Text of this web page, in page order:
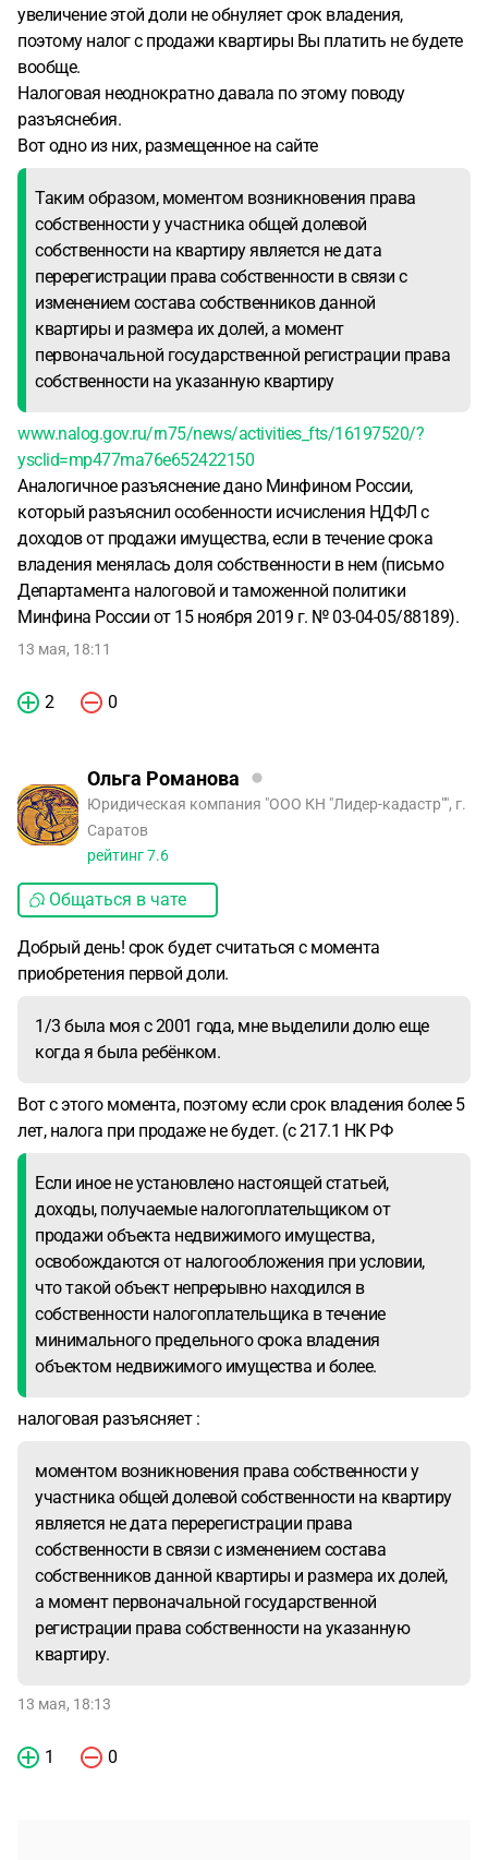
увеличение этой доли не обнуляет срок владения,
поэтому налог с продажи квартиры Вы платить не будете
вообще.
Налоговая неоднократно давала по этому поводу
разъясне6ия.
Вот одно из них, размещенное на сайте
Таким образом, моментом возникновения права
собственности у участника общей долевой
собственности на квартиру является не дата
перерегистрации права собственности в связи с
изменением состава собственников данной
квартиры и размера их долей, а момент
первоначальной государственной регистрации права
собственности на указанную квартиру
www.nalog.gov.ru/rn75/news/activities_fts/16197520/?
ysclid=mp477ma76e652422150
Аналогичное разъяснение дано Минфином России,
который разъяснил особенности исчисления НДФЛ с
доходов от продажи имущества, если в течение срока
владения менялась доля собственности в нем (письмо
Департамента налоговой и таможенной политики
Минфина России от 15 ноября 2019 г. № 03-04-05/88189).
13 мая, 18:11
2 0
Ольга Романова
Юридическая компания "ООО КН "Лидер-кадастр"", г.
Саратов
рейтинг7.6
Общаться в чате
Добрый день! срок будет считаться с момента
приобретения первой доли.
1/3 была моя с 2001 года, мне выделили долю еще
когда я была ребёнком.
Вот с этого момента, поэтому если срок владения более 5
лет, налога при продаже не будет. (с 217.1 НК РФ
Если иное не установлено настоящей статьей,
доходы, получаемые налогоплательщиком от
продажи объекта недвижимого имущества,
освобождаются от налогообложения при условии,
что такой объект непрерывно находился в
собственности налогоплательщика в течение
минимального предельного срока владения
объектом недвижимого имущества и более.
налоговая разъясняет :
моментом возникновения права собственности у
участника общей долевой собственности на квартиру
является не дата перерегистрации права
собственности в связи с изменением состава
собственников данной квартиры и размера их долей,
а момент первоначальной государственной
регистрации права собственности на указанную
квартиру.
13 мая, 18:13
1 0